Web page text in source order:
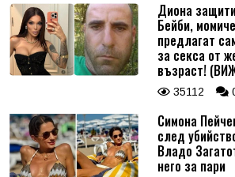
Диона
Бейби,
предлагат
за секса от
възраст!
35112
Симона
след
Владо
него за пари